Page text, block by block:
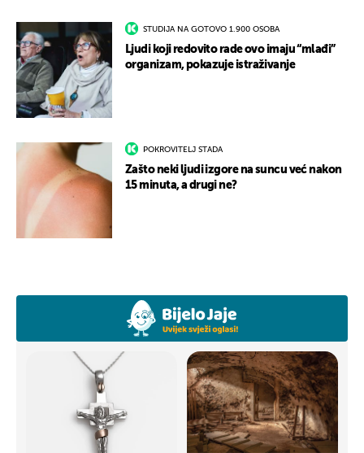
STUDIJA NA GOTOVO 1.900 OSOBA
Ljudi koji redovito rade ovo imaju “mlađi”
organizam, pokazuje istraživanje
POKROVITELJ STADA
Zašto neki ljudi izgore na suncu već nakon
15 minuta, a drugi ne?